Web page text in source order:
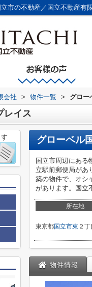
市の不動産／国立不動産有
会社 > 物件一覧 > グロー
レイス
グローベル
国立市周辺にある
立駅前郵便局があ
築の物件で、オシ
があります。国立
所在地
東京都国立市東 ２丁
物件情報